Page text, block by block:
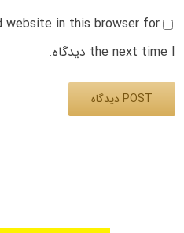
website in this browser for
the next time I دیدگاه.